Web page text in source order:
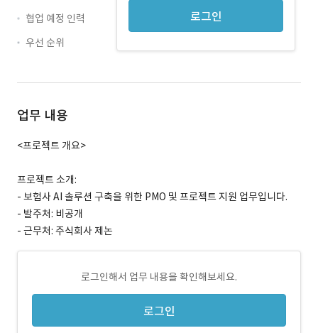
로그인
협업 예정 인력
우선 순위
업무 내용
<프로젝트 개요>
프로젝트 소개:
- 보험사 AI 솔루션 구축을 위한 PMO 및 프로젝트 지원 업무입니다.
- 발주처: 비공개
- 근무처: 주식회사 제논
로그인해서 업무 내용을 확인해보세요.
로그인